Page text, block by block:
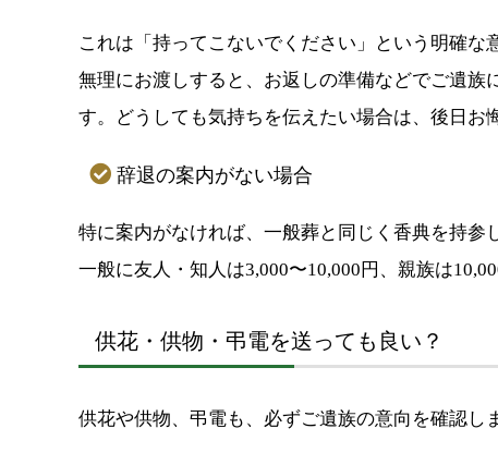
これは「持ってこないでください」という明確な
無理にお渡しすると、お返しの準備などでご遺
す。どうしても気持ちを伝えたい場合は、後日お
辞退の案内がない場合
特に案内がなければ、一般葬と同じく香典を持参
一般に友人・知人は3,000〜10,000円、親族は
供花・供物・弔電を送っても良い？
供花や供物、弔電も、必ずご遺族の意向を確認し